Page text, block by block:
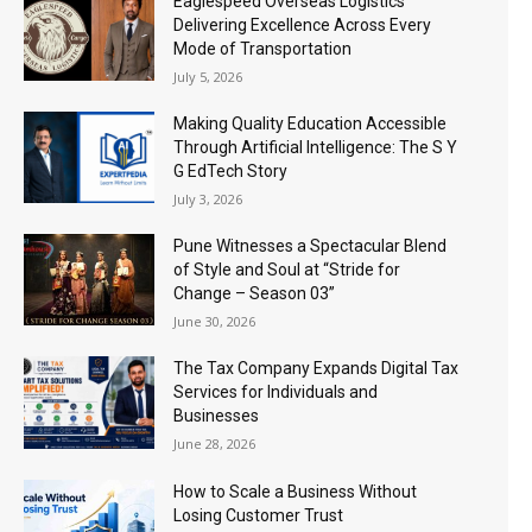
Delivering Excellence Across Every
Mode of Transportation
July 5, 2026
Making Quality Education Accessible
Through Artificial Intelligence: The S Y
G EdTech Story
July 3, 2026
Pune Witnesses a Spectacular Blend
of Style and Soul at “Stride for
Change – Season 03”
June 30, 2026
The Tax Company Expands Digital Tax
Services for Individuals and
Businesses
June 28, 2026
How to Scale a Business Without
Losing Customer Trust